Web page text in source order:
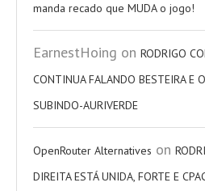
manda recado que MUDA o jogo!
EarnestHoing on RODRIGO
CONTINUA FALANDO BESTEIRA E
SUBINDO-AURIVERDE
OpenRouter Alternatives on
DIREITA ESTÁ UNIDA, FORTE E